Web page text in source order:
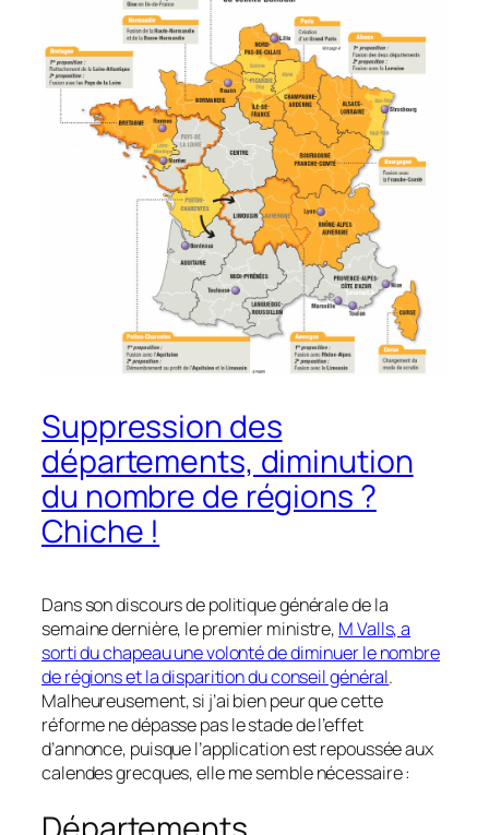
Suppression des
départements, diminution
du nombre de régions ?
Chiche !
Dans son discours de politique générale de la
semaine dernière, le premier ministre, M Valls, a
sorti du chapeau une volonté de diminuer le nombre
de régions et la disparition du conseil général.
Malheureusement, si j’ai bien peur que cette
réforme ne dépasse pas le stade de l’effet
d’annonce, puisque l’application est repoussée aux
calendes grecques, elle me semble nécessaire :